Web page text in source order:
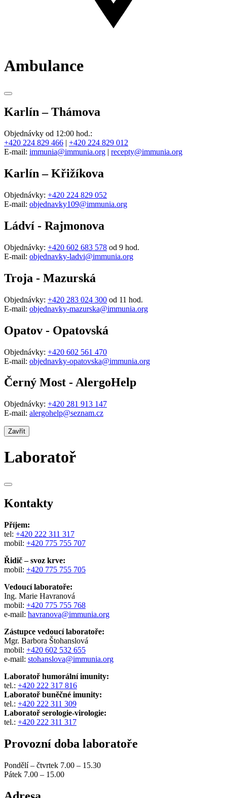
Ambulance
Karlín – Thámova
Objednávky od 12:00 hod.:
+420 224 829 466 | +420 224 829 012
E-mail: immunia@immunia.org | recepty@immunia.org
Karlín – Křižíkova
Objednávky: +420 224 829 052
E-mail: objednavky109@immunia.org
Ládví - Rajmonova
Objednávky: +420 602 683 578 od 9 hod.
E-mail: objednavky-ladvi@immunia.org
Troja - Mazurská
Objednávky: +420 283 024 300 od 11 hod.
E-mail: objednavky-mazurska@immunia.org
Opatov - Opatovská
Objednávky: +420 602 561 470
E-mail: objednavky-opatovska@immunia.org
Černý Most - AlergoHelp
Objednávky: +420 281 913 147
E-mail: alergohelp@seznam.cz
Zavřít
Laboratoř
Kontakty
Příjem:
tel: +420 222 311 317
mobil: +420 775 755 707
Řidič – svoz krve:
mobil: +420 775 755 705
Vedoucí laboratoře:
Ing. Marie Havranová
mobil: +420 775 755 768
e-mail: havranova@immunia.org
Zástupce vedoucí laboratoře:
Mgr. Barbora Štohanslová
mobil: +420 602 532 655
e-mail: stohanslova@immunia.org
Laboratoř humorální imunity:
tel.: +420 222 317 816
Laboratoř buněčné imunity:
tel.: +420 222 311 309
Laboratoř serologie-virologie:
tel.: +420 222 311 317
Provozní doba laboratoře
Pondělí – čtvrtek 7.00 – 15.30
Pátek 7.00 – 15.00